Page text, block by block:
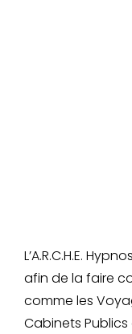
L’A.R.C.H.E.
afin de la faire
comme les
Cabinets